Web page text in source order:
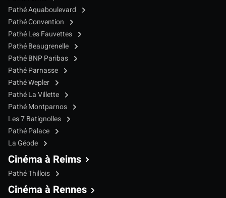
Pathé Aquaboulevard
Pathé Convention
Pathé Les Fauvettes
Pathé Beaugrenelle
Pathé BNP Paribas
Pathé Parnasse
Pathé Wepler
Pathé La Villette
Pathé Montparnos
Les 7 Batignolles
Pathé Palace
La Géode
Cinéma à Reims
Pathé Thillois
Cinéma à Rennes